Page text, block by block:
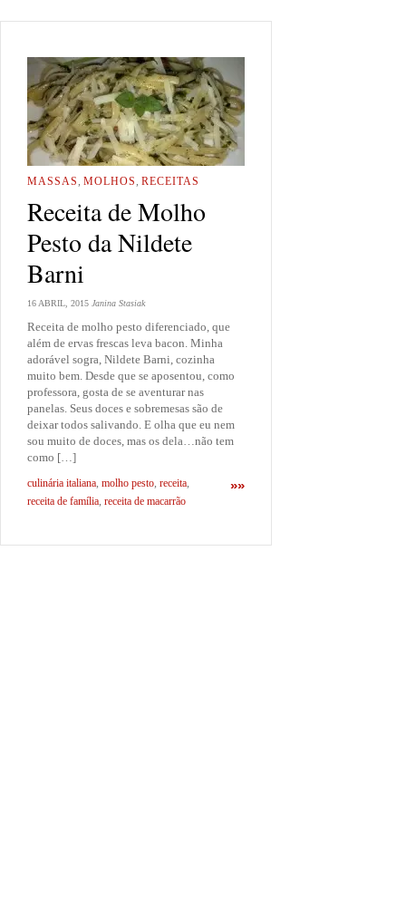
MASSAS, MOLHOS, RECEITAS
Receita de Molho
Pesto da Nildete
Barni
16 ABRIL, 2015 Janina Stasiak
Receita de molho pesto diferenciado, que
além de ervas frescas leva bacon. Minha
adorável sogra, Nildete Barni, cozinha
muito bem. Desde que se aposentou, como
professora, gosta de se aventurar nas
panelas. Seus doces e sobremesas são de
deixar todos salivando. E olha que eu nem
sou muito de doces, mas os dela…não tem
como […]
»»
culinária italiana, molho pesto, receita,
receita de família, receita de macarrão